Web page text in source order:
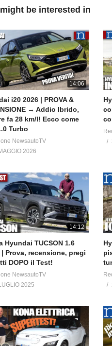
#inster #automobile
AL CANALE
Salr5H
è il canale ufficiale di
berline, suv, wagon e guida
www.newsauto.it
be interested in
14:06
i20 2026 | PROVA &
→ Addio Ibrido,
fa 28 km/l! Ecco come
Turbo
NewsautoTV
2026
14:12
Hyundai TUCSON 1.6
| Prova, recensione, pregi
DOPO il Test!
NewsautoTV
2025